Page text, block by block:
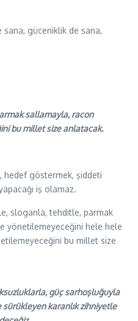
sana, güceniklik de sana,
sallamayla, racon
bu millet size anlatacak.
hedef göstermek, şiddeti
iş olamaz.
sloganla, tehditle, parmak
yönetilemeyeceğini hele hele
bu millet size
güç sarhoşluğuyla
karanlık zihniyetle